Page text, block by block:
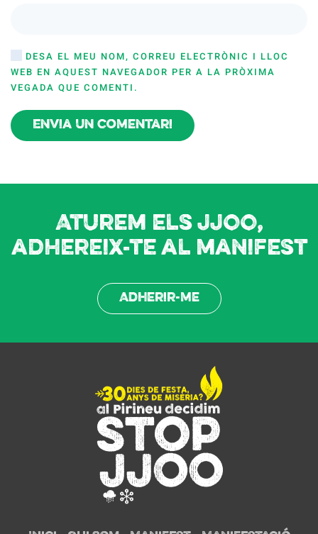
DESA EL MEU NOM, CORREU ELECTRÒNIC I LLOC
WEB EN AQUEST NAVEGADOR PER A LA PRÒXIMA
VEGADA QUE COMENTI.
Envia un comentari
Aturem els JJOO,
adhereix-te al manifest
Adherir-me